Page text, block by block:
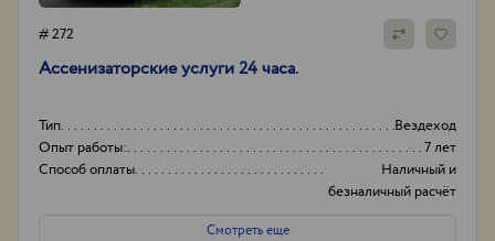
# 272
Ассенизаторские услуги 24 часа.
Тип
Вездеход
Опыт работы:
7 лет
Способ оплаты
Наличный и
безналичный расчёт
Порядок оплаты
Предоплата
Смотреть еще